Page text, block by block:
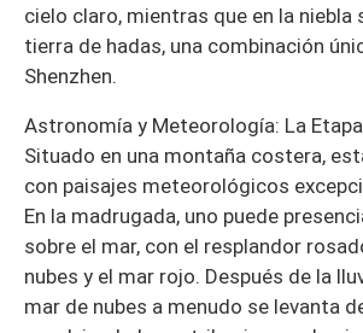
cielo claro, mientras que en la niebla
tierra de hadas, una combinación
Shenzhen.
Astronomía y Meteorología: La
Situado en una montaña costera,
con paisajes meteorológicos
En la madrugada, uno puede
sobre el mar, con el resplandor
nubes y el mar rojo. Después de la
mar de nubes a menudo se levanta